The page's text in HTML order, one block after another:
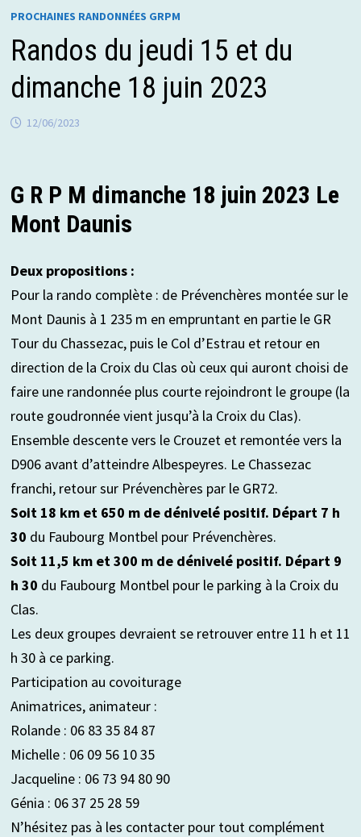
PROCHAINES RANDONNÉES GRPM
Randos du jeudi 15 et du
dimanche 18 juin 2023
12/06/2023
G R P M dimanche 18 juin 2023 Le
Mont Daunis
Deux propositions :
Pour la rando complète : de Prévenchères montée sur le
Mont Daunis à 1 235 m en empruntant en partie le GR
Tour du Chassezac, puis le Col d’Estrau et retour en
direction de la Croix du Clas où ceux qui auront choisi de
faire une randonnée plus courte rejoindront le groupe (la
route goudronnée vient jusqu’à la Croix du Clas).
Ensemble descente vers le Crouzet et remontée vers la
D906 avant d’atteindre Albespeyres. Le Chassezac
franchi, retour sur Prévenchères par le GR72.
Soit 18 km et 650 m de dénivelé positif. Départ 7 h
30 du Faubourg Montbel pour Prévenchères.
Soit 11,5 km et 300 m de dénivelé positif. Départ 9
h 30 du Faubourg Montbel pour le parking à la Croix du
Clas.
Les deux groupes devraient se retrouver entre 11 h et 11
h 30 à ce parking.
Participation au covoiturage
Animatrices, animateur :
Rolande : 06 83 35 84 87
Michelle : 06 09 56 10 35
Jacqueline : 06 73 94 80 90
Génia : 06 37 25 28 59
N’hésitez pas à les contacter pour tout complément